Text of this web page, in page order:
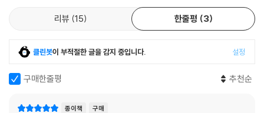
리뷰 15 한줄평 3
클린봇이 부적절한 글을 감지 중입니다. 설정
구매한줄평 추천순
종이책 구매